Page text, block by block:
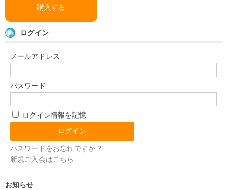
購入する
ログイン
メールアドレス
パスワード
ログイン情報を記憶
パスワードをお忘れですか ?
新規ご入会はこちら
お知らせ